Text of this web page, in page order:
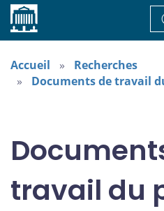
Accueil
Accueil
Recherches
Documents de travail
travail du